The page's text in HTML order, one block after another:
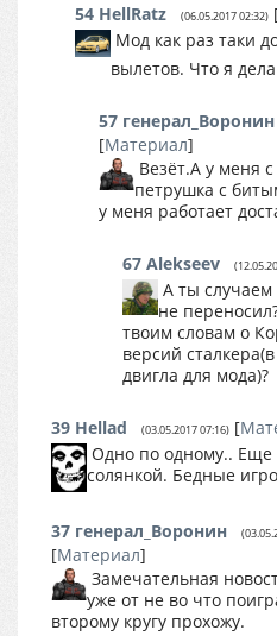
54 HellRatz (06.05.2017 02:32)
Мод как раз таки
вылетов. Что я
57 генерал_Воронин
[Материал]
Везёт.А у меня
петрушка с
у меня работает
67 Alekseev
А ты случаем
не
твоим словам о
версий
двигла для мода)?
39 Hellad (03.05.2017 07:16) [
Одно по одному.. Еще
солянкой. Бедные
37 генерал_Воронин
[Материал]
Замечательная
уже от не во что
второму кругу прохожу.